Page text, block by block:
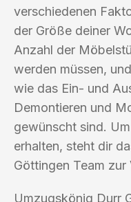
verschiedenen
der Größe deiner
Anzahl der
werden müssen,
wie das Ein- und
Demontieren und
gewünscht sind.
erhalten, steht dir
Göttingen Team zur
Umzugskönig Durr